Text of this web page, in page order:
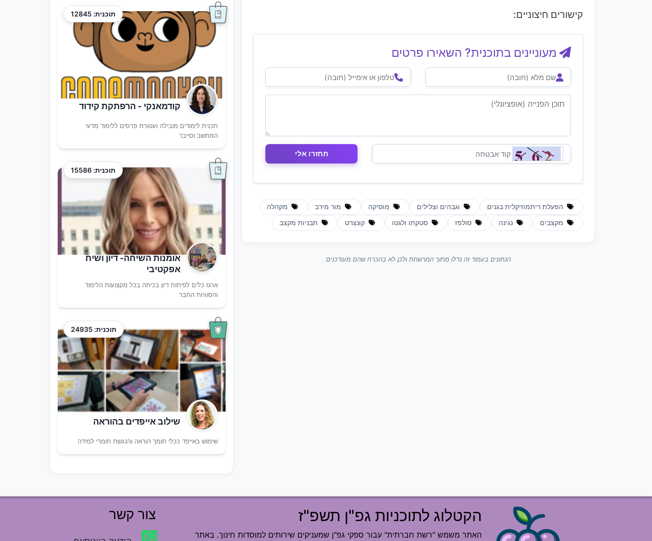
קישורים חיצוניים:
מעוניינים בתוכנית? השאירו פרטים
הפעלת ריתמוזיקלית בגנים וגבהים וצלילים מוסיקה מור מירב מקהלה
מקצבים נגינה סולפז סטקתו ולגטו קונצרט תבניות מקצב
הנתונים בעמוד זה נדלו מתוך המרשתת ולכן לא בהכרח שהם מעודכנים
תוכנית: 12845
קודמאנקי - הרפתקת קידוד
תכנית לימודים מובילה ועטורת פרסים ללימוד מדעי
המחשב וסייבר
תוכנית: 15586
אומנות השיחה- דיון ושיח
אפקטיבי
ארגז כלים לפיתוח דיון בכיתה בכל מקצועות הלימוד
והסוגיות החבר
תוכנית: 24935
שילוב אייפדים בהוראה
שימוש באייפד ככלי תומך הוראה והנגשת חומרי למידה
הקטלוג לתוכניות גפ"ן תשפ"ז
האתר משמש "רשת חברתית" עבור ספקי גפ"ן שמעניקים שירותים למוסדות חינוך. באתר
צור קשר